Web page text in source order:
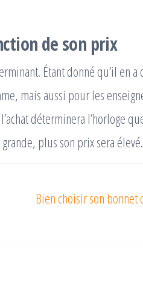
de son prix
Étant donné qu’il en a
mais aussi pour les
déterminera l’horloge
plus son prix sera élevé.
Bien choisir son bonnet